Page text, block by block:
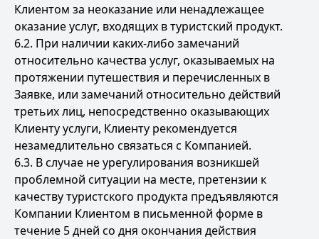
Клиентом за неоказание или ненадлежащее
оказание услуг, входящих в туристский продукт.
6.2. При наличии каких-либо замечаний
относительно качества услуг, оказываемых на
протяжении путешествия и перечисленных в
Заявке, или замечаний относительно действий
третьих лиц, непосредственно оказывающих
Клиенту услуги, Клиенту рекомендуется
незамедлительно связаться с Компанией.
6.3. В случае не урегулирования возникшей
проблемной ситуации на месте, претензии к
качеству туристского продукта предъявляются
Компании Клиентом в письменной форме в
течение 5 дней со дня окончания действия